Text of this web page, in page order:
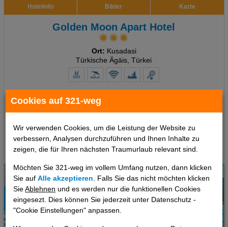
Cookies auf 321-weg
Wir verwenden Cookies, um die Leistung der Website zu
verbessern, Analysen durchzuführen und Ihnen Inhalte zu
zeigen, die für Ihren nächsten Traumurlaub relevant sind.
Möchten Sie 321-weg im vollem Umfang nutzen, dann klicken
Sie aufAlle akzeptieren . Falls Sie das nicht möchten klicken
SieAblehnen und es werden nur die funktionellen Cookies
eingesezt. Dies können Sie jederzeit unter Datenschutz -
"Cookie Einstellungen" anpassen.
Hotelinfo Bilder Karte
Golden Moon Apart Hotel
Ort: Kusadasi
Türkische Ägäis, Türkei
7 Tage, Appartement, Ohne Verpflegung
ab 376 €
Termine